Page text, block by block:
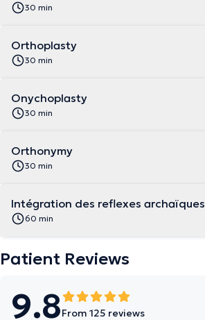
30 min
Orthoplasty
30 min
Onychoplasty
30 min
Orthonymy
30 min
Intégration des reflexes archaïques
60 min
Patient Reviews
9.8From 125 reviews